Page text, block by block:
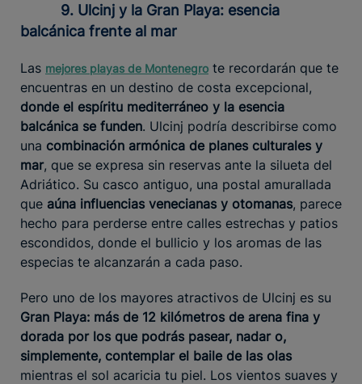
9. Ulcinj y la Gran Playa: esencia
balcánica frente al mar
Las mejores playas de Montenegro te recordarán que te
encuentras en un destino de costa excepcional,
donde el espíritu mediterráneo y la esencia
balcánica se funden. Ulcinj podría describirse como
una combinación armónica de planes culturales y
mar, que se expresa sin reservas ante la silueta del
Adriático. Su casco antiguo, una postal amurallada
que aúna influencias venecianas y otomanas, parece
hecho para perderse entre calles estrechas y patios
escondidos, donde el bullicio y los aromas de las
especias te alcanzarán a cada paso.
Pero uno de los mayores atractivos de Ulcinj es su
Gran Playa: más de 12 kilómetros de arena fina y
dorada por los que podrás pasear, nadar o,
simplemente, contemplar el baile de las olas
mientras el sol acaricia tu piel. Los vientos suaves y